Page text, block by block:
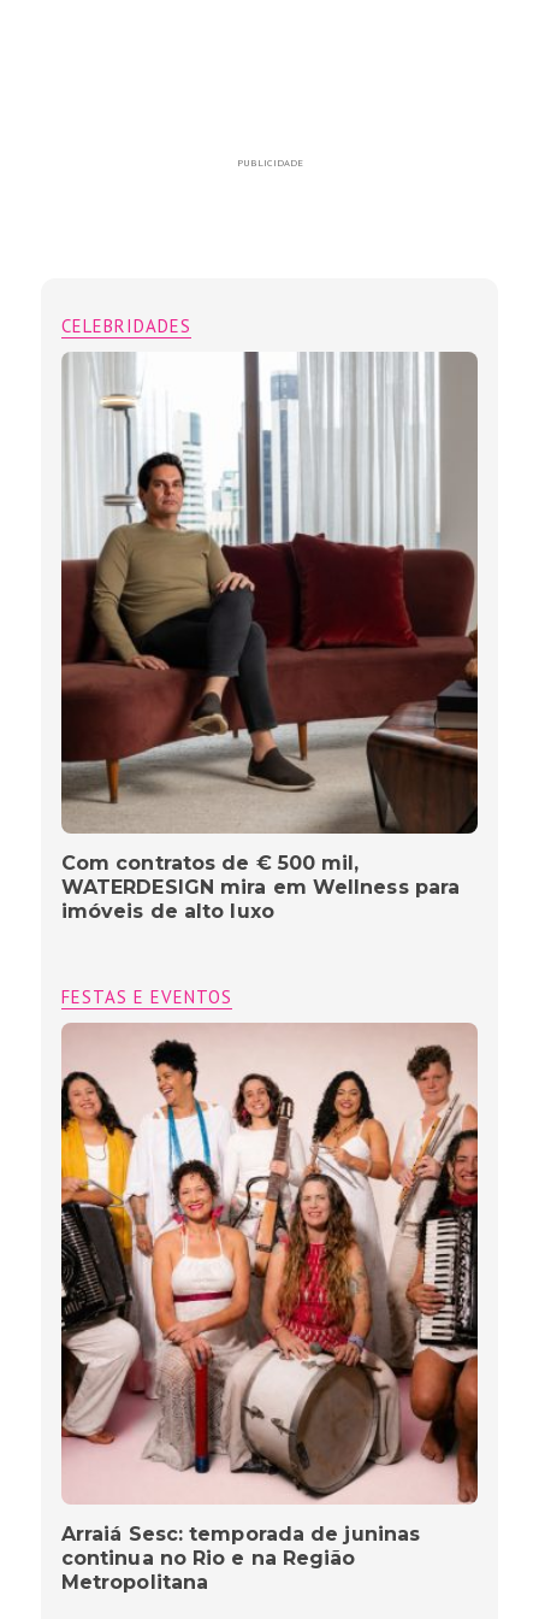
PUBLICIDADE
CELEBRIDADES
Com contratos de € 500 mil,
WATERDESIGN mira em Wellness para
imóveis de alto luxo
FESTAS E EVENTOS
Arraiá Sesc: temporada de juninas
continua no Rio e na Região
Metropolitana